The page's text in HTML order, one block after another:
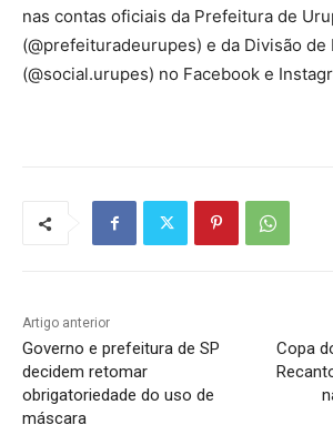
nas contas oficiais da Prefeitura de
(@prefeituradeurupes) e da Divisão de
(@social.urupes) no Facebook e
Artigo anterior
Governo e prefeitura de SP
decidem retomar
obrigatoriedade do uso de
máscara
Copa